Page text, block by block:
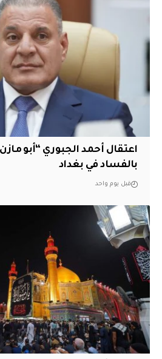
اعتقال أحمد الجبوري “أبو
بالفساد في بغداد
قبل يوم واحد